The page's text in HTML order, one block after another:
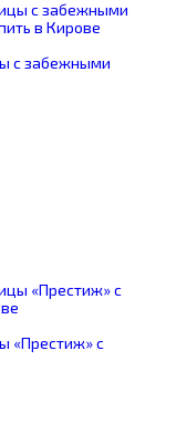
с забежными
«Престиж» с